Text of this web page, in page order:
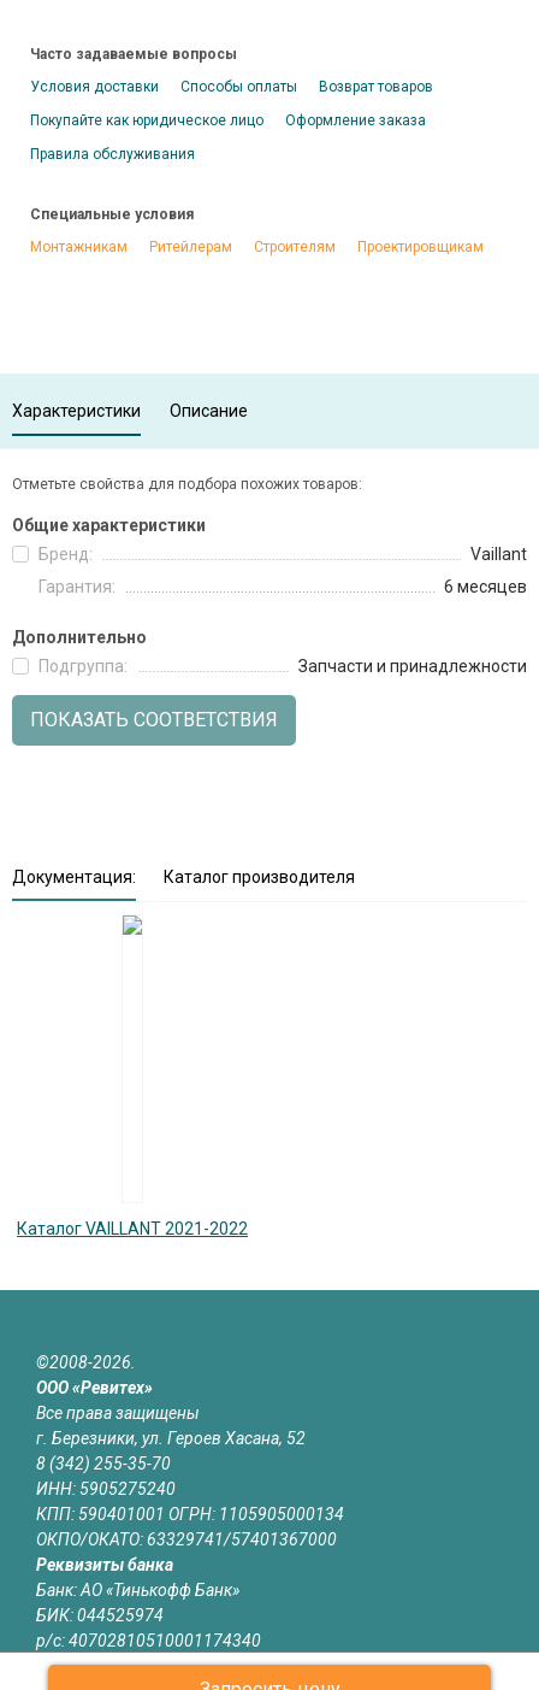
Часто задаваемые вопросы
Условия доставки
Способы оплаты
Возврат товаров
Покупайте как юридическое лицо
Оформление заказа
Правила обслуживания
Специальные условия
Монтажникам
Ритейлерам Строителям Проектировщикам
Характеристики Описание
Отметьте свойства для подбора похожих товаров:
Общие характеристики
Бренд:
Vaillant
Гарантия:
6 месяцев
Дополнительно
Подгруппа:
Запчасти и принадлежности
ПОКАЗАТЬ СООТВЕТСТВИЯ
Документация: Каталог производителя
Каталог VAILLANT 2021-2022
©2008-2026.
ООО «Ревитех»
Все права защищены
г. Березники, ул. Героев Хасана, 52
8 (342) 255-35-70
ИНН: 5905275240
КПП: 590401001 ОГРН: 1105905000134
ОКПО/ОКАТО: 63329741/57401367000
Реквизиты банка
Банк: АО «Тинькофф Банк»
БИК: 044525974
р/с: 40702810510001174340
к/с: 30101810145250000974